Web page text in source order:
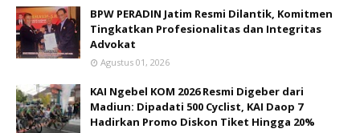
BPW PERADIN Jatim Resmi Dilantik, Komitmen
Tingkatkan Profesionalitas dan Integritas
Advokat
Agustus 01, 2026
KAI Ngebel KOM 2026 Resmi Digeber dari
Madiun: Dipadati 500 Cyclist, KAI Daop 7
Hadirkan Promo Diskon Tiket Hingga 20%